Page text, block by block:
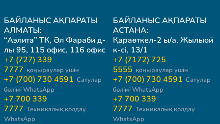
БАЙЛАНЫС АҚПАРАТЫ
АЛМАТЫ:
“Аэлита” ТК, Әл Фараби д-
лы 95, 115 офис, 116 офис
+7 (727) 339
7777 қоңыраулар үшін
+7 (700) 730 4591 Сатулар
бөлімі WhatsApp
+7 700 339
7777 Техникалық қолдау
WhatsApp
БАЙЛАНЫС АҚПАРАТЫ
АСТАНА:
Қараөткел-2 ы/а, Жылыой
к-сі, 13/1
+7 (7172) 725
5555 қоңыраулар үшін
+7 (700) 730 4591 Сатулар
бөлімі WhatsApp
+7 700 339
7777 Техникалық қолдау
WhatsApp